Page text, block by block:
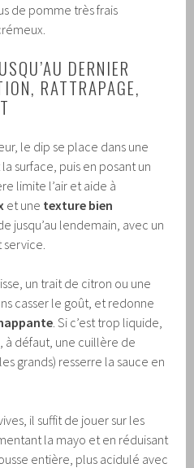
de pomme très frais
DERNIER
RATTRAPAGE,
le dip se place dans une
surface, puis en posant un
limite l’air et aide à
et une texture bien
jusqu’au lendemain, avec un
un trait de citron ou une
casser le goût, et redonne
. Si c’est trop liquide,
à défaut, une cuillère de
grands) resserre la sauce en
il suffit de jouer sur les
la mayo et en réduisant
entière, plus acidulé avec